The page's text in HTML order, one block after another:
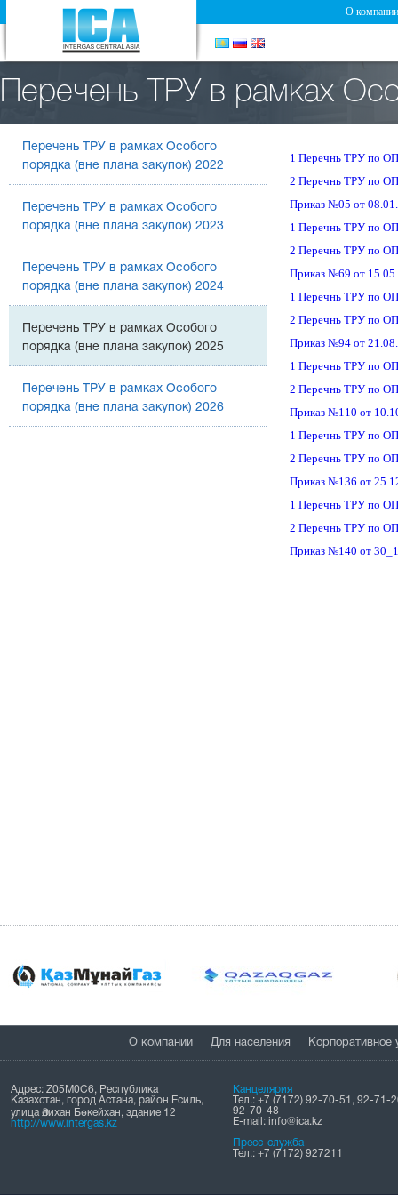
О компании
Перечень ТРУ в рамках
2025
Перечень ТРУ в рамках Особого
порядка (вне плана закупок) 2022
Перечень ТРУ в рамках Особого
порядка (вне плана закупок) 2023
Перечень ТРУ в рамках Особого
порядка (вне плана закупок) 2024
Перечень ТРУ в рамках Особого
порядка (вне плана закупок) 2025
Перечень ТРУ в рамках Особого
порядка (вне плана закупок) 2026
1 Перечнь ТРУ по
2 Перечнь ТРУ по
Приказ №05 от
1 Перечнь ТРУ по
2 Перечнь ТРУ по
Приказ №69 от
1 Перечнь ТРУ по
2 Перечнь ТРУ по
Приказ №94 от
1 Перечнь ТРУ по
2 Перечнь ТРУ по
Приказ №110 от
1 Перечнь ТРУ по
2 Перечнь ТРУ по
Приказ №136 от
1 Перечнь ТРУ по
2 Перечнь ТРУ по
Приказ №140 от
О компании Для населения Корпоративное
Адрес: Z05M0C6, Республика
Казахстан, город Астана, район Есиль,
улица Әлихан Бөкейхан, здание 12
http://www.intergas.kz
Канцелярия
Тел.: +7 (7172) 92-70-51, 92-71-
92-70-48
Е-mail: info@ica.kz
Пресс-служба
Тел.: +7 (7172) 927211